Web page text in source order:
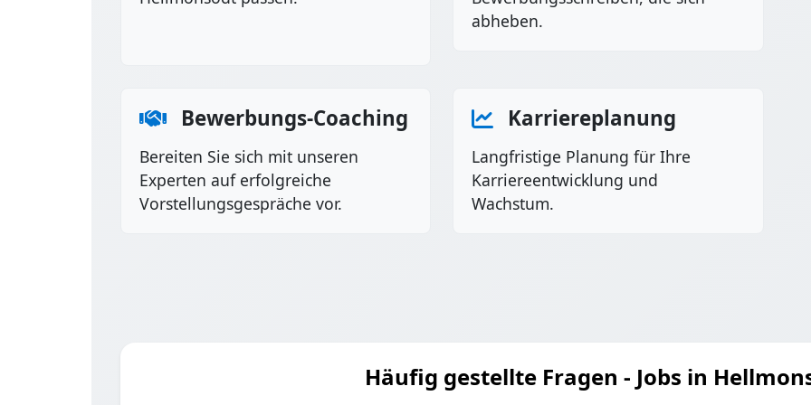
abheben.
Bewerbungs-Coaching
Bereiten Sie sich mit unseren
Experten auf erfolgreiche
Vorstellungsgespräche vor.
Karriereplanung
Langfristige Planung für Ihre
Karriereentwicklung und
Wachstum.
Häufig gestellte Fragen - Jobs in